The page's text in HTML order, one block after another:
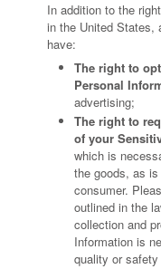
In addition to the
in the United States,
have:
The right to
Personal
advertising;
The right to
of your
which is
the goods, as
consumer.
outlined in the
collection and
Information is
quality or